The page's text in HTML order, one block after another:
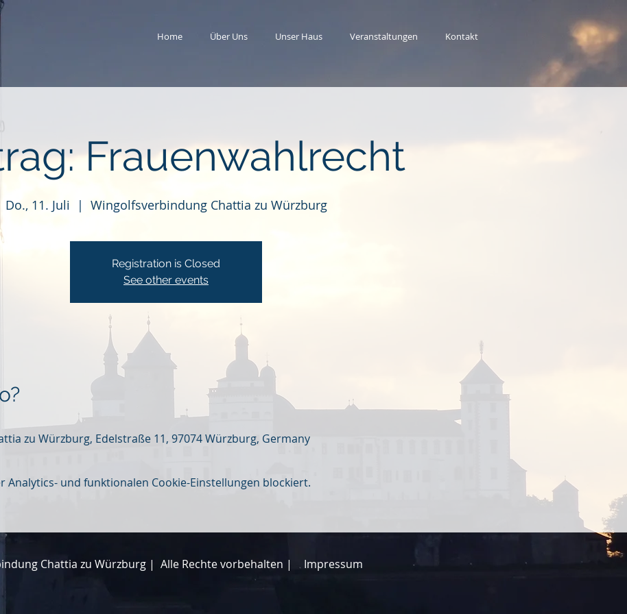
Home Über Uns Unser Haus Veranstaltungen Kontakt
Frauenwahlrecht
Do., 11. Juli
  |
Wingolfsverbindung Chattia zu Würzburg
Registration is Closed
See other events
zu Würzburg, Edelstraße 11, 97074 Würzburg, Germany
Analytics- und funktionalen Cookie-Einstellungen blockiert.
Chattia zu Würzburg | Alle Rechte vorbehalten | Impressum